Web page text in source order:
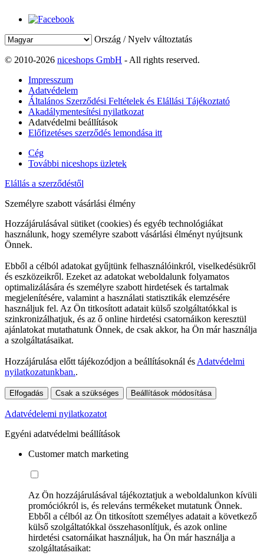
Ország / Nyelv változtatás
© 2010-2026 niceshops GmbH - All rights reserved.
Impresszum
Adatvédelem
Általános Szerződési Feltételek és Elállási Tájékoztató
Akadálymentesítési nyilatkozat
Adatvédelmi beállítások
Előfizetéses szerződés lemondása itt
Cég
További niceshops üzletek
Elállás a szerződéstől
Személyre szabott vásárlási élmény
Hozzájárulásával sütiket (cookies) és egyéb technológiákat
használunk, hogy személyre szabott vásárlási élményt nyújtsunk
Önnek.
Ebből a célból adatokat gyűjtünk felhasználóinkról, viselkedésükről
és eszközeikről. Ezeket az adatokat weboldalunk folyamatos
optimalizálására és személyre szabott hirdetések és tartalmak
megjelenítésére, valamint a használati statisztikák elemzésére
használjuk fel. Az Ön titkosított adatait külső szolgáltatókkal is
szinkronizálhatjuk, és az ő online hirdetési csatornáikon keresztül
ajánlatokat mutathatunk Önnek, de csak akkor, ha Ön már használja
a szolgáltatásaikat.
Hozzájárulása előtt tájékozódjon a beállításoknál és Adatvédelmi
nyilatkozatunkban..
Elfogadás Csak a szükséges Beállítások módosítása
Adatvédelemi nyilatkozatot
Egyéni adatvédelmi beállítások
Customer match marketing
Az Ön hozzájárulásával tájékoztatjuk a weboldalunkon kívüli
promóciókról is, és releváns termékeket mutatunk Önnek.
Ebből a célból az Ön titkosított személyes adatait a következő
külső szolgáltatókkal összehasonlítjuk, és azok online
hirdetési csatornáikat használjuk, ha Ön már használja a
szolgáltatásaikat: